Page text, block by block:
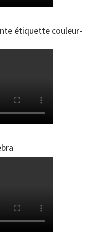
étiquette couleur-